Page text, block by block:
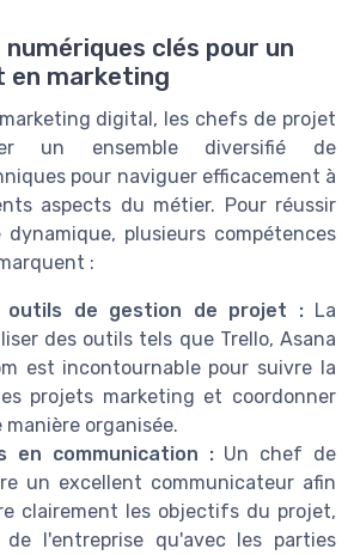
clés pour un
en marketing
digital, les chefs de projet
un ensemble diversifié de
pour naviguer efficacement à
aspects du métier. Pour réussir
plusieurs compétences
:
outils de gestion de projet :La
des outils tels que Trello, Asana
est incontournable pour suivre la
projets marketing et coordonner
manière organisée.
en communication :Un chef de
un excellent communicateur afin
clairement les objectifs du projet,
l'entreprise qu'avec les parties